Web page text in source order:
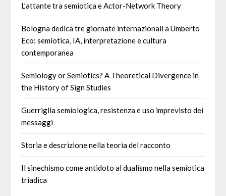
L’attante tra semiotica e Actor-Network Theory
Bologna dedica tre giornate internazionali a Umberto
Eco: semiotica, IA, interpretazione e cultura
contemporanea
Semiology or Semiotics? A Theoretical Divergence in
the History of Sign Studies
Guerriglia semiologica, resistenza e uso imprevisto dei
messaggi
Storia e descrizione nella teoria del racconto
Il sinechismo come antidoto al dualismo nella semiotica
triadica